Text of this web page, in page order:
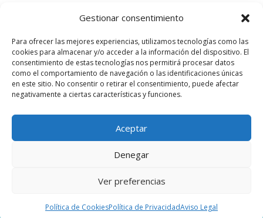
Gestionar consentimiento
Para ofrecer las mejores experiencias, utilizamos tecnologías como las
cookies para almacenar y/o acceder a la información del dispositivo. El
consentimiento de estas tecnologías nos permitirá procesar datos
como el comportamiento de navegación o las identificaciones únicas
en este sitio. No consentir o retirar el consentimiento, puede afectar
negativamente a ciertas características y funciones.
Aceptar
Denegar
Ver preferencias
Política de CookiesPolítica de PrivacidadAviso Legal
Política de Privacidad
Cookies
Condiciones de uso
Condiciones de venta